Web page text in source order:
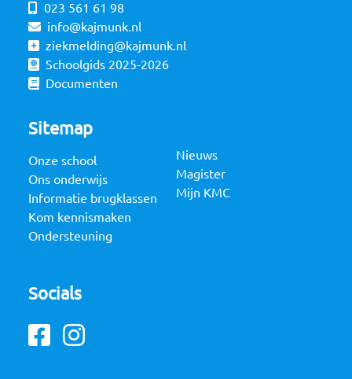
023 561 61 98
info@kajmunk.nl
ziekmelding@kajmunk.nl
Schoolgids 2025-2026
Documenten
Sitemap
Onze school
Ons onderwijs
Informatie brugklassen
Kom kennismaken
Ondersteuning
Nieuws
Magister
Mijn KMC
Socials
Facebook
Instagram